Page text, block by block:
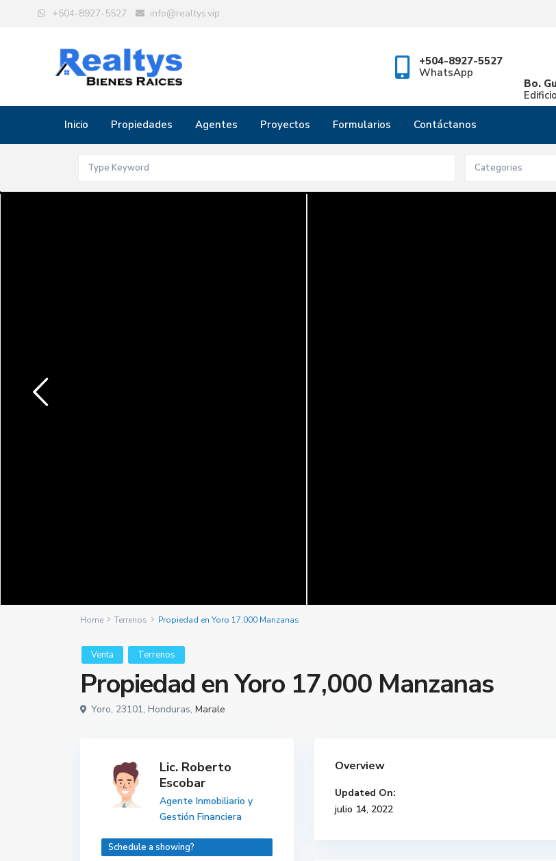
+504-8927-5527 info@realtys.vip
+504-8927-5527
WhatsApp
Bo.
Inicio Propiedades Agentes Proyectos Formularios Contáctanos
Categories
Home Terrenos Propiedad en Yoro 17,000 Manzanas
Venta Terrenos
Propiedad en Yoro 17,000 Manzanas
Yoro, 23101, Honduras, Marale
Overview
Updated On:
julio 14, 2022
Lic. Roberto
Escobar
Agente Inmobiliario y
Gestión Financiera
Schedule a showing?